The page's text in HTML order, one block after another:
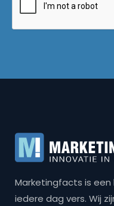
Marketingfacts is
iedere dag vers. Wij